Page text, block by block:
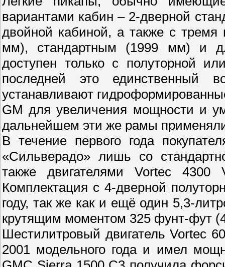
вариантами кабин – 2-дверной
двойной кабиной, а также с тремя
мм), стандартным (1999 мм) и
доступен только с полуторной
последней это единственный
устанавливают
GM для увеличения мощности и
дальнейшем эти же рамы
В течение первого года
«Сильверадо» лишь со
также двигателями Vortec
Комплектация с 4-дверной
году, так же как и ещё один 5,3-
крутящим моментом 325 фунт-фут
Шестилитровый двигатель Vortec
2001 модельного года и имел